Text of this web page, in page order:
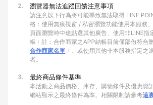
2. 瀏覽器無法追蹤回饋注意事項
請注意以下行為將可能導致無法取得 LINE
格：使用無痕視窗 / 私密瀏覽功能使用本服務
頁面瀏覽時中途點選其他廣告、使用非LINE指
帳﹙註：合作商家之APP結帳目前僅部份符合
合作商家名單 ﹚、或使用其他非本服務指定之
者。
3. 最終商品條件基準
本活動之商品價格、庫存、購物條件及優惠資
網站顯示之最終條件為準。相關限制請參考這